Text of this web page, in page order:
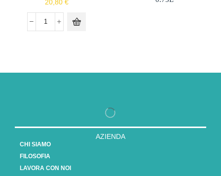
20,80 €
AZIENDA
CHI SIAMO
FILOSOFIA
LAVORA CON NOI